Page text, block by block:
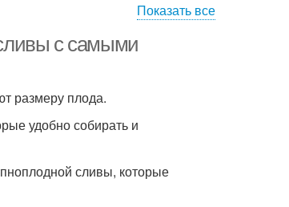
Показать все
с самыми
размеру плода.
удобно собирать и
сливы, которые